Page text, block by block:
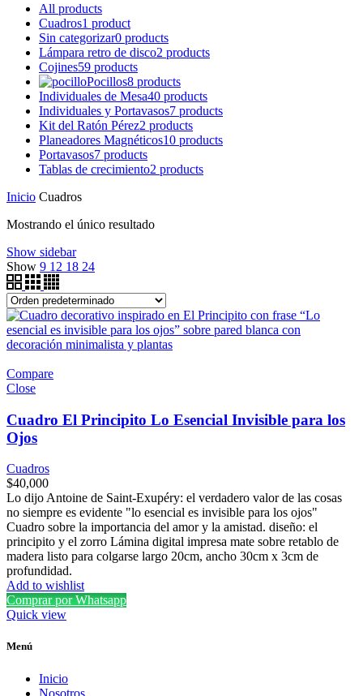
All products
Cuadros1 product
Sin categorizar0 products
Lámpara retro de disco2 products
Cojines59 products
Pocillos8 products
Individuales de Mesa40 products
Individuales y Portavasos7 products
Kit del Ratón Pérez2 products
Planeadores Magnéticos10 products
Portavasos7 products
Tablas de crecimiento2 products
Inicio Cuadros
Mostrando el único resultado
Show sidebar
Show 9 12 18 24
Compare
Close
Cuadro El Principito Lo Esencial Invisible para los
Ojos
Cuadros
$40,000
Lo dijo Antoine de Saint-Exupéry: el verdadero valor de las cosas
no siempre es evidente "lo esencial es invisible para los ojos"
Cuadro sobre la importancia del amor y la amistad. diseño: el
principito y el zorro Lámina digital impresa mate sobre retablo de
madera listo para colgarse largo 20cm, ancho 30cm x 3cm de
profundidad.
Add to wishlist
Comprar por Whatsapp
Quick view
Menú
Inicio
Nosotros